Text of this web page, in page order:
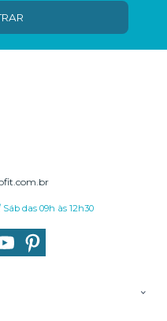
Sáb das 09h às 12h30